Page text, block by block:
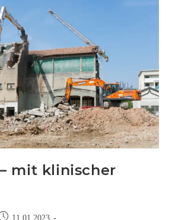
mit klinischer
11.01.2023